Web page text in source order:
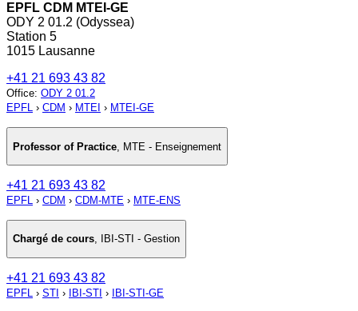
EPFL CDM MTEI-GE
ODY 2 01.2 (Odyssea)
Station 5
1015 Lausanne
+41 21 693 43 82
Office: ODY 2 01.2
EPFL › CDM › MTEI › MTEI-GE
Professor of Practice MTE - Enseignement
+41 21 693 43 82
EPFL › CDM › CDM-MTE › MTE-ENS
Chargé de cours, IBI-STI - Gestion
+41 21 693 43 82
EPFL › STI › IBI-STI › IBI-STI-GE